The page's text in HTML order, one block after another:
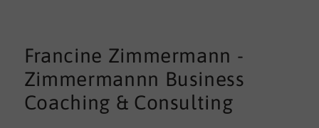
Francine Zimmermann -
Zimmermannn Business
Coaching & Consulting